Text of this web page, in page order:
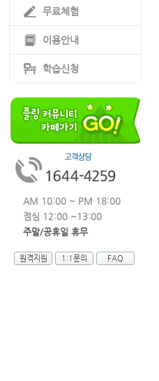
무료체험
이용안내
학습신청
AM 10:00 ~ PM 18:00
점심 12:00 ~13:00
주말/공휴일 휴무
원격지원 1:1문의 FAQ